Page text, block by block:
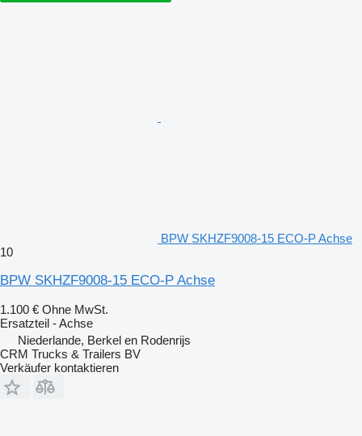
BPW SKHZF9008-15 ECO-P Achse
10
BPW SKHZF9008-15 ECO-P Achse
1.100 € Ohne MwSt.
Ersatzteil - Achse
Niederlande, Berkel en Rodenrijs
CRM Trucks & Trailers BV
Verkäufer kontaktieren